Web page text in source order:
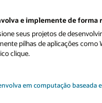
e implemente de forma
seus projetos de
pilhas de aplicações como
clique.
em computação baseada